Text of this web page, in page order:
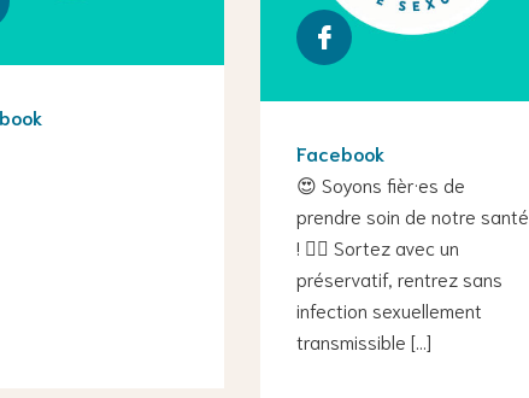
Facebook
😍 Soyons fièr·es de
prendre soin de notre santé
! 👉🏻 Sortez avec un
préservatif, rentrez sans
infection sexuellement
transmissible […]